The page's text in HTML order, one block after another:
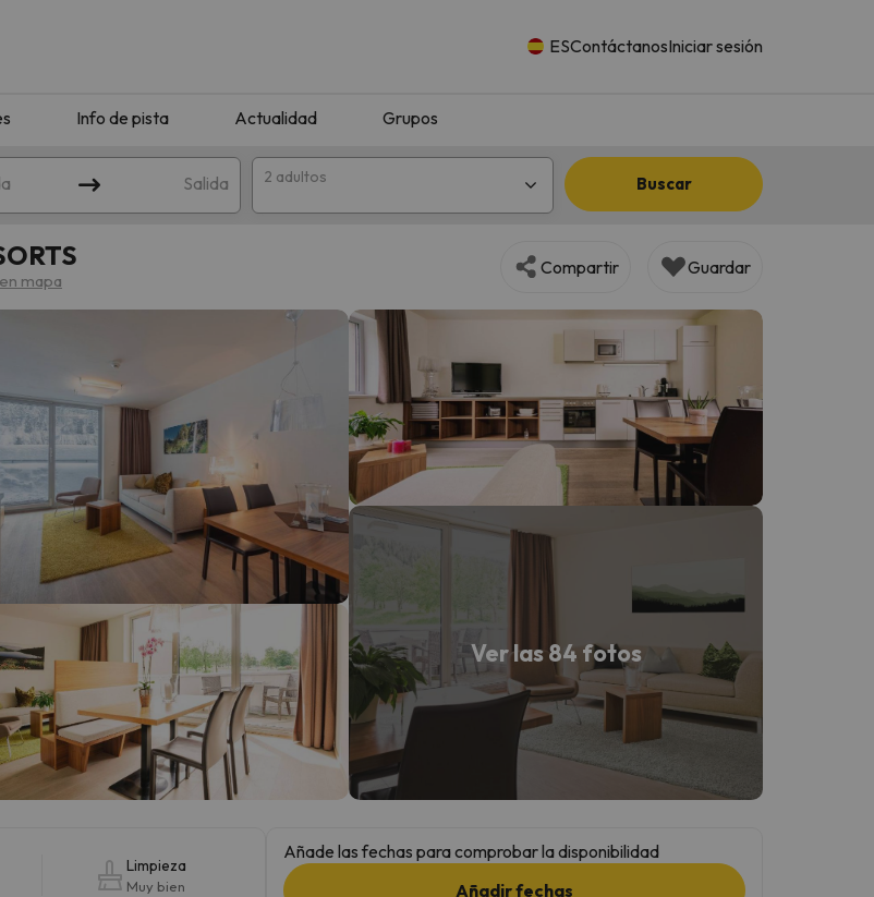
ESContáctanosIniciar sesión
Info de pista Actualidad Grupos
Salida 2 adultos Buscar
tu búsqueda. Prueba a modificar el destino.
encuentre su brújula vuelve.
mapa
Compartir Guardar
Ver las 84 fotos
Limpieza
Muy bien
Añade las fechas para comprobar la disponibilidad
Añadir fechas